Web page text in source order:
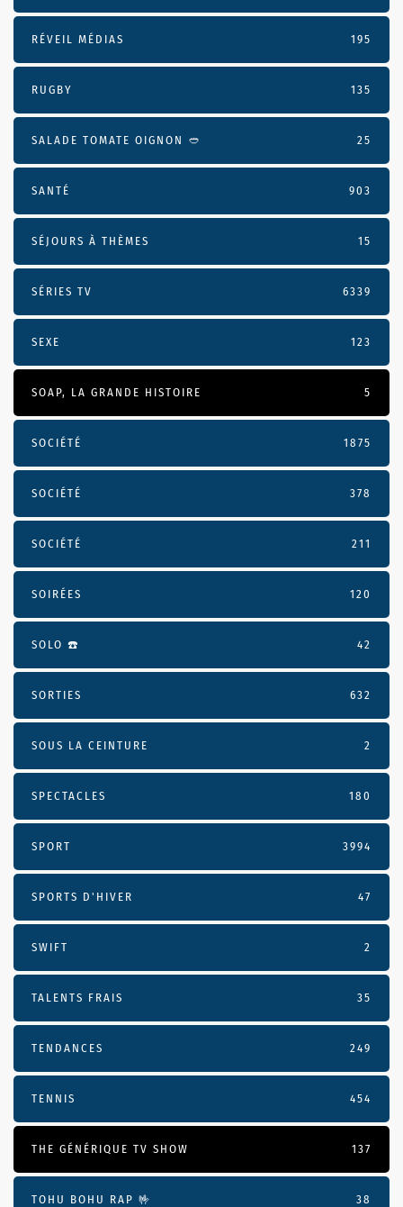
RÉVEIL MÉDIAS 195
RUGBY 135
SALADE TOMATE OIGNON 🥙 25
SANTÉ 903
SÉJOURS À THÈMES 15
SÉRIES TV 6339
SEXE 123
SOAP, LA GRANDE HISTOIRE 5
SOCIÉTÉ 1875
SOCIÉTÉ 378
SOCIÉTÉ 211
SOIRÉES 120
SOLO ☎️ 42
SORTIES 632
SOUS LA CEINTURE 2
SPECTACLES 180
SPORT 3994
SPORTS D'HIVER 47
SWIFT 2
TALENTS FRAIS 35
TENDANCES 249
TENNIS 454
THE GÉNÉRIQUE TV SHOW 137
TOHU BOHU RAP 🤟 38